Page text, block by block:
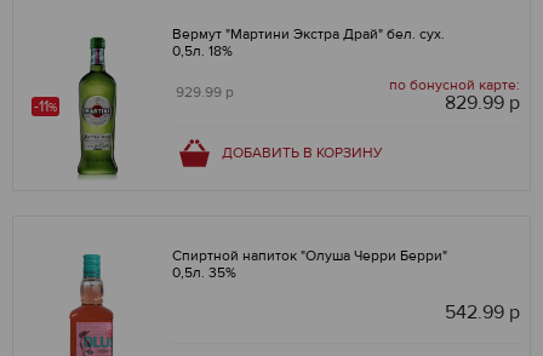
-11%
Вермут "Мартини Экстра Драй" бел. сух.
0,5л. 18%
929.99 р по бонусной карте:
829.99 р
ДОБАВИТЬ В КОРЗИНУ
Спиртной напиток "Олуша Черри Берри"
0,5л. 35%
542.99 р